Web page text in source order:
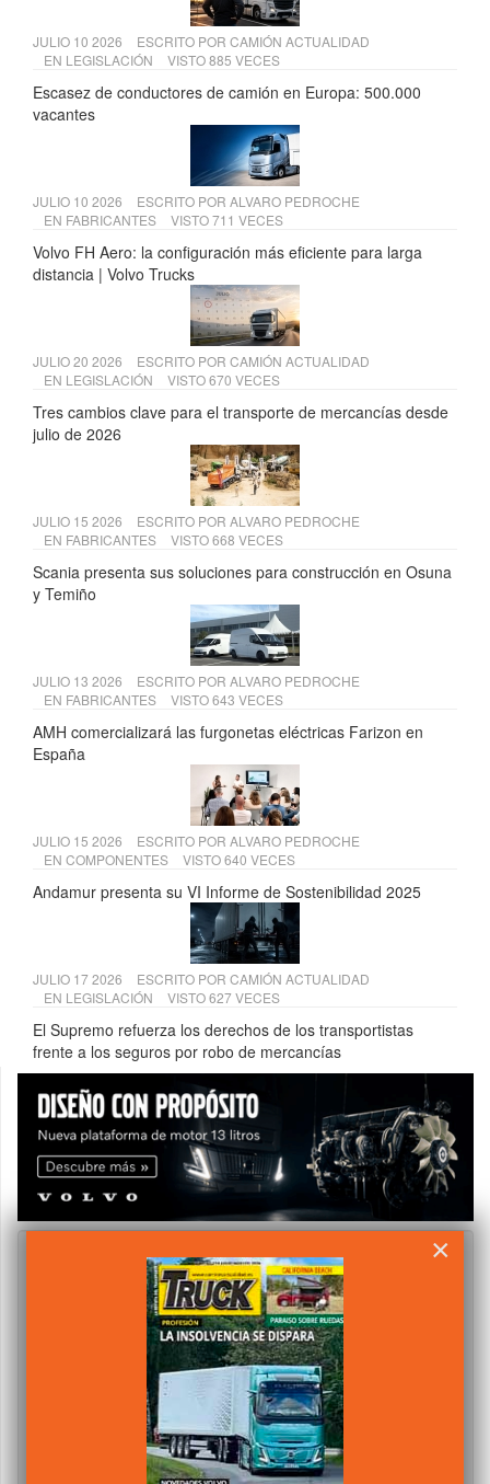
JULIO 10 2026 ESCRITO POR CAMIÓN ACTUALIDAD
EN LEGISLACIÓN VISTO 885 VECES
Escasez de conductores de camión en Europa: 500.000
vacantes
JULIO 10 2026 ESCRITO POR ALVARO PEDROCHE
EN FABRICANTES VISTO 711 VECES
Volvo FH Aero: la configuración más eficiente para larga
distancia | Volvo Trucks
JULIO 20 2026 ESCRITO POR CAMIÓN ACTUALIDAD
EN LEGISLACIÓN VISTO 670 VECES
Tres cambios clave para el transporte de mercancías desde
julio de 2026
JULIO 15 2026 ESCRITO POR ALVARO PEDROCHE
EN FABRICANTES VISTO 668 VECES
Scania presenta sus soluciones para construcción en Osuna
y Temiño
JULIO 13 2026 ESCRITO POR ALVARO PEDROCHE
EN FABRICANTES VISTO 643 VECES
AMH comercializará las furgonetas eléctricas Farizon en
España
JULIO 15 2026 ESCRITO POR ALVARO PEDROCHE
EN COMPONENTES VISTO 640 VECES
Andamur presenta su VI Informe de Sostenibilidad 2025
JULIO 17 2026 ESCRITO POR CAMIÓN ACTUALIDAD
EN LEGISLACIÓN VISTO 627 VECES
El Supremo refuerza los derechos de los transportistas
frente a los seguros por robo de mercancías
×